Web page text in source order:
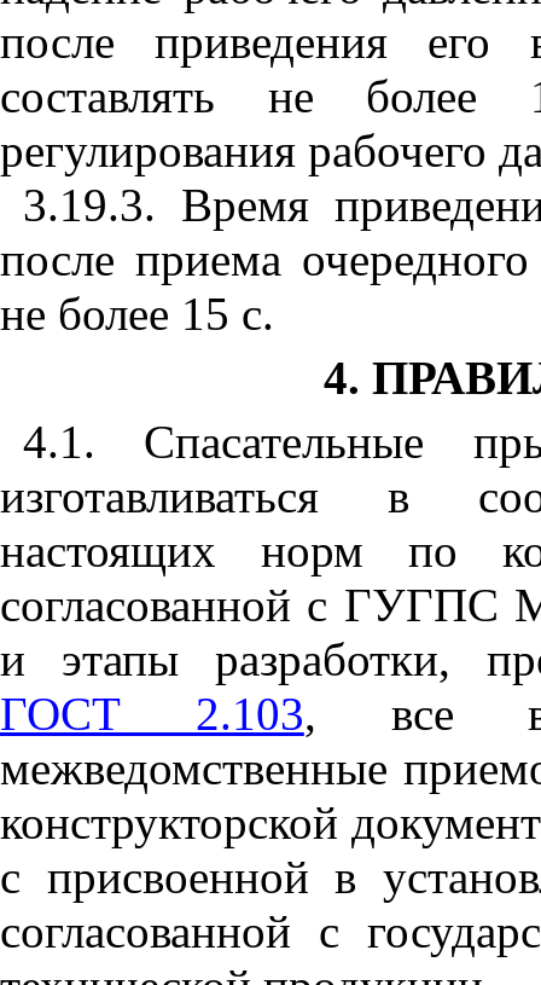
после приведения его
составлять не более
регулирования рабочего
3.19.3. Время
после приема
не более 15 с.
4.
4.1. Спасательные
изготавливаться в
настоящих норм по
согласованной с ГУГПС
и этапы разработки,
ГОСТ 2.103, все
межведомственные
конструкторской
с присвоенной в
согласованной с